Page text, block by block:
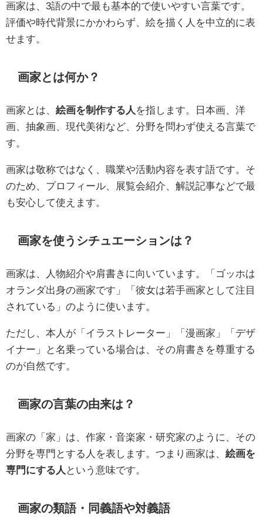
画家は、3語の中で最も基本的で使いやすい言葉です。
評価や時代背景にかかわらず、絵を描く人を中立的に表
せます。
画家とは何か？
画家とは、 絵画を制作する人 を指します。日本画、洋
画、抽象画、現代美術など、分野を問わず使える言葉で
す。
画家は敬称ではなく、職業や活動内容を表す語です。そ
のため、プロフィール、展覧会紹介、解説記事などで最
も安心して使えます。
画家を使うシチュエーションは？
画家は、人物紹介や肩書きに向いています。「ゴッホは
オランダ出身の画家です」「彼女は若手画家として注目
されている」のように使います。
ただし、本人が「イラストレーター」「漫画家」「デザ
イナー」と名乗っている場合は、その肩書きを尊重する
のが自然です。
画家の言葉の由来は？
画家の「家」は、作家・音楽家・研究家のように、その
分野を専門とする人を表します。つまり画家は、 絵画を
専門にする人 という意味です。
画家の類語・同義語や対義語